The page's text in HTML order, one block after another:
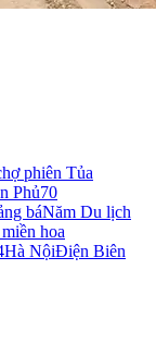
phiên Tủa
Phủ70
báNăm Du lịch
hoa
Hà NộiĐiện Biên